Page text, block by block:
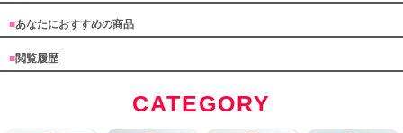
■あなたにおすすめの商品
■閲覧履歴
CATEGORY